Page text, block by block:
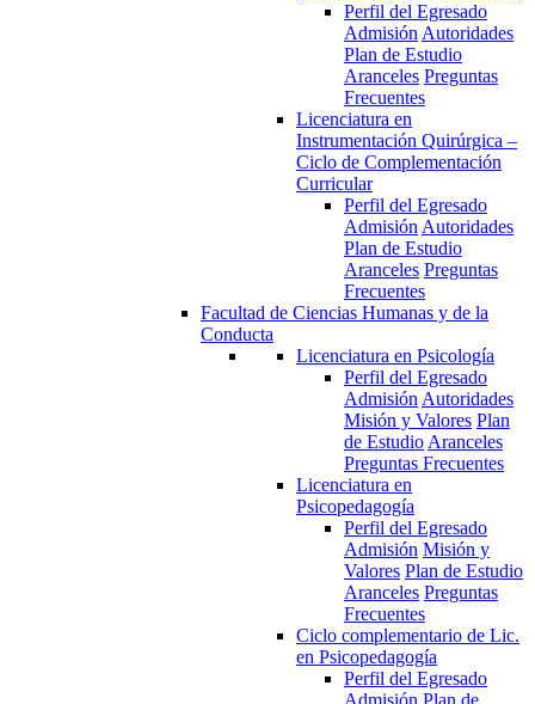
Perfil del Egresado
Admisión Autoridades
Plan de Estudio
Aranceles Preguntas
Frecuentes
Licenciatura en
Instrumentación Quirúrgica –
Ciclo de Complementación
Curricular
Perfil del Egresado
Admisión Autoridades
Plan de Estudio
Aranceles Preguntas
Frecuentes
Facultad de Ciencias Humanas y de la
Conducta
Licenciatura en Psicología
Perfil del Egresado
Admisión Autoridades
Misión y Valores Plan
de Estudio Aranceles
Preguntas Frecuentes
Licenciatura en
Psicopedagogía
Perfil del Egresado
Admisión Misión y
Valores Plan de Estudio
Aranceles Preguntas
Frecuentes
Ciclo complementario de Lic.
en Psicopedagogía
Perfil del Egresado
Admisión Plan de